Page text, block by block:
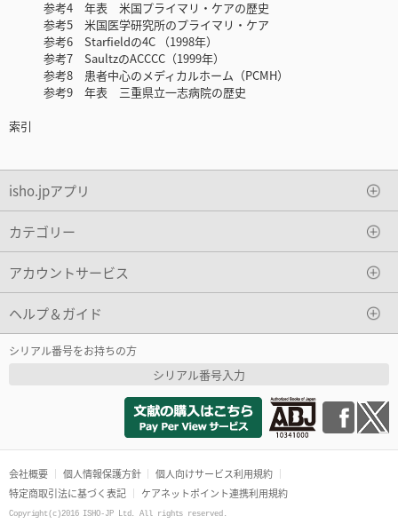
参考4 年表 米国プライマリ・ケアの歴史
参考5 米国医学研究所のプライマリ・ケア
参考6 Starfieldの4C （1998年）
参考7 SaultzのACCCC（1999年）
参考8 患者中心のメディカルホーム（PCMH）
参考9 年表 三重県立一志病院の歴史
索引
isho.jpアプリ
カテゴリー
アカウントサービス
ヘルプ＆ガイド
シリアル番号をお持ちの方
シリアル番号入力
会社概要 個人情報保護方針
個人向けサービス利用規約
特定商取引法に基づく表記
ケアネットポイント連携利用規約
Copyright(c)2016 ISHO-JP Ltd. All rights reserved.